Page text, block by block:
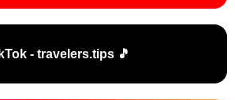
🎵 TikTok - travelers.tips